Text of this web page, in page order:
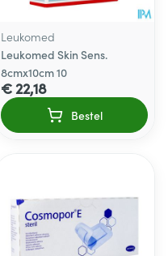
Leukomed
Leukomed Skin Sens.
8cmx10cm 10
€ 22,18
Bestel